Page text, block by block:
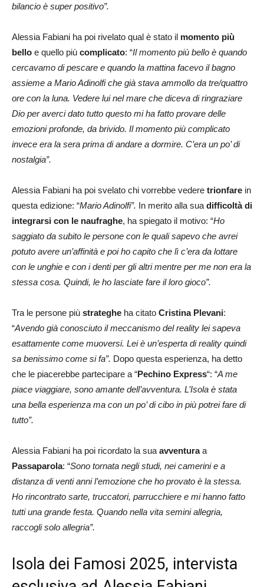
bilancio è super positivo”.
Alessia Fabiani ha poi rivelato qual è stato il momento più
bello e quello più complicato: “Il momento più bello è quando
cercavamo di pescare e quando la mattina facevo il bagno
assieme a Mario Adinolfi che già stava ammollo da tre/quattro
ore con la luna. Vedere lui nel mare che diceva di ringraziare
Dio per averci dato tutto questo mi ha fatto provare delle
emozioni profonde, da brivido. Il momento più complicato
invece era la sera prima di andare a dormire. C’era un po’ di
nostalgia”.
Alessia Fabiani ha poi svelato chi vorrebbe vedere trionfare in
questa edizione: “Mario Adinolfi”. In merito alla sua difficoltà di
integrarsi con le naufraghe, ha spiegato il motivo: “Ho
saggiato da subito le persone con le quali sapevo che avrei
potuto avere un’affinità e poi ho capito che lì c’era da lottare
con le unghie e con i denti per gli altri mentre per me non era la
stessa cosa. Quindi, le ho lasciate fare il loro gioco”.
Tra le persone più strateghe ha citato Cristina Plevani:
“Avendo già conosciuto il meccanismo del reality lei sapeva
esattamente come muoversi. Lei è un’esperta di reality quindi
sa benissimo come si fa”. Dopo questa esperienza, ha detto
che le piacerebbe partecipare a “Pechino Express“: “A me
piace viaggiare, sono amante dell’avventura. L’Isola è stata
una bella esperienza ma con un po’ di cibo in più potrei fare di
tutto”.
Alessia Fabiani ha poi ricordato la sua avventuraa
Passaparola: “Sono tornata negli studi, nei camerini e a
distanza di venti anni l’emozione che ho provato è la stessa.
Ho rincontrato sarte, truccatori, parrucchiere e mi hanno fatto
tutti una grande festa. Quando nella vita semini allegria,
raccogli solo allegria”.
Isola dei Famosi 2025, intervista